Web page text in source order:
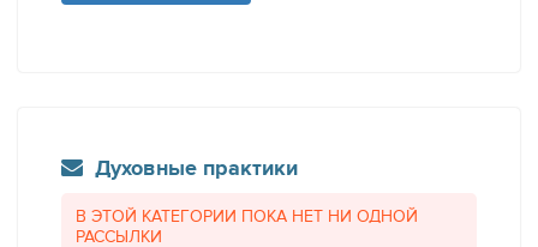
Духовные практики
В ЭТОЙ КАТЕГОРИИ ПОКА НЕТ НИ ОДНОЙ
РАССЫЛКИ